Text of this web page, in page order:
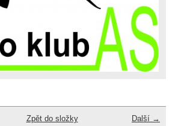
Další →
Zpět do složky